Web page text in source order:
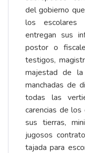
del gobierno
los escolares
entregan sus
postor o
testigos,
majestad de
manchadas de
todas las
carencias de
sus tierras,
jugosos
tajada para